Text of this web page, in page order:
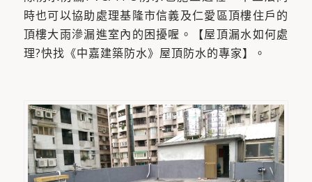
時也可以協助處理基隆市信義及仁愛區頂樓住戶的
頂樓大雨滲漏進室內的困擾喔。【屋頂漏水如何處
理?快找《中嘉建築防水》屋頂防水的專家】。